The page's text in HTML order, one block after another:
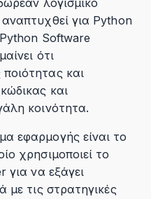
λογισμικό
για Python
Python Software
ότι
και
και
κοινότητα.
εφαρμογής είναι το
χρησιμοποιεί το
για να εξάγει
με τις στρατηγικές